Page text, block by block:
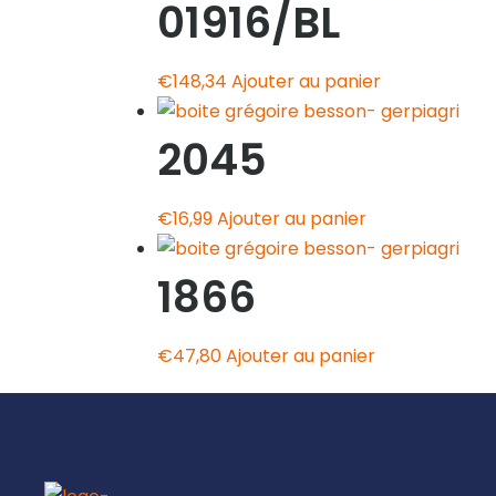
01916/BL
€148,34 Ajouter au panier
2045
€16,99Ajouter au panier
1866
€47,80Ajouter au panier